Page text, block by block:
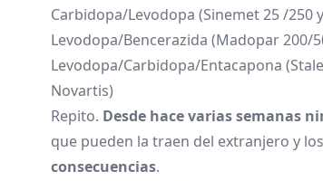
Carbidopa/Levodopa (Sinemet 25 /250
Levodopa/Bencerazida (Madopar 200/
Levodopa/Carbidopa/Entacapona
Novartis)
Repito. Desde hace varias semanas
que pueden la traen del extranjero y
consecuencias.